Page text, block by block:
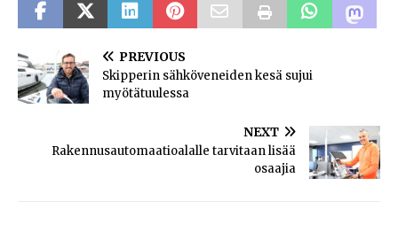
PREVIOUS
Skipperin sähköveneiden kesä sujui
myötätuulessa
NEXT
Rakennusautomaatioalalle tarvitaan lisää
osaajia